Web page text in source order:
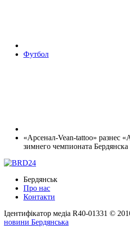
Футбол
«Арсенал-Vean-tattoo» разнес
зимнего чемпионата Бердянска
Бердянськ
Про нас
Контакти
Ідентифікатор медіа R40-01331 ©
новини Бердянська